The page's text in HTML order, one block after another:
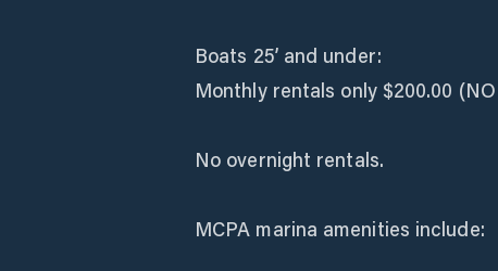
Boats 25’ and under:
Monthly rentals only $200.00
No overnight rentals.
MCPA marina amenities include: